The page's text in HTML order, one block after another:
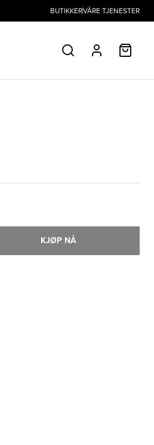
BUTIKKERVÅRE TJENESTER
SØK PROFIL
KJØP NÅ